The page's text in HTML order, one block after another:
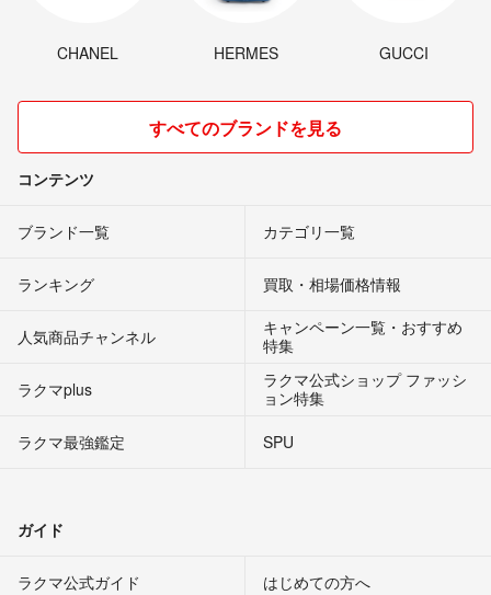
CHANEL HERMES GUCCI
すべてのブランドを見る
コンテンツ
ブランド一覧 カテゴリ一覧
ランキング 買取・相場価格情報
人気商品チャンネル
キャンペーン一覧・おすすめ
特集
ラクマplus
ラクマ公式ショップ ファッシ
ョン特集
ラクマ最強鑑定
SPU
ガイド
ラクマ公式ガイド はじめての方へ